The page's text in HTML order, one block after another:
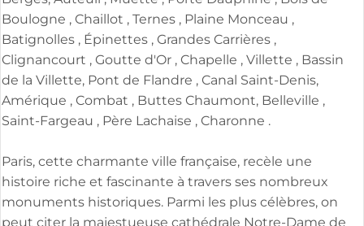
Boulogne , Chaillot , Ternes , Plaine Monceau ,
Batignolles , Épinettes , Grandes Carrières ,
Clignancourt , Goutte d'Or , Chapelle , Villette , Bassin
de la Villette, Pont de Flandre , Canal Saint-Denis,
Amérique , Combat , Buttes Chaumont, Belleville ,
Saint-Fargeau , Père Lachaise , Charonne .
Paris, cette charmante ville française, recèle une
histoire riche et fascinante à travers ses nombreux
monuments historiques. Parmi les plus célèbres, on